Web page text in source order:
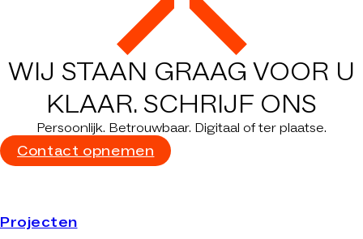
WIJ STAAN GRAAG VOOR U
KLAAR. SCHRIJF ONS
Persoonlijk. Betrouwbaar. Digitaal of ter plaatse.
Contact opnemen
Projecten